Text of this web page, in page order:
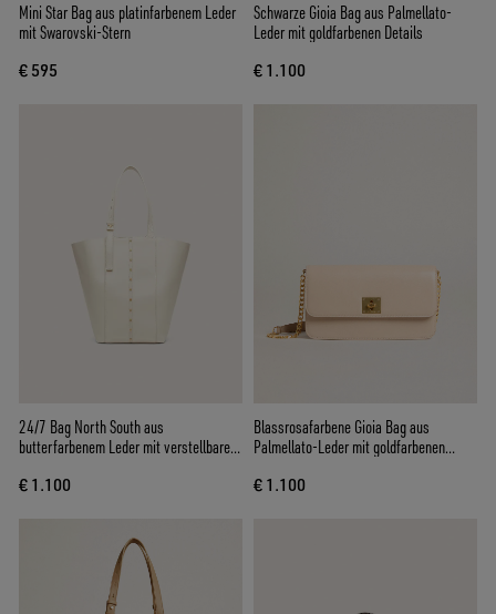
Mini Star Bag aus platinfarbenem Leder
mit Swarovski-Stern
€ 595
Schwarze Gioia Bag aus Palmellato-
Leder mit goldfarbenen Details
€ 1.100
24/7 Bag North South aus
butterfarbenem Leder mit verstellbaren
€ 1.100
Blassrosafarbene Gioia Bag aus
Palmellato-Leder mit goldfarbenen
€ 1.100